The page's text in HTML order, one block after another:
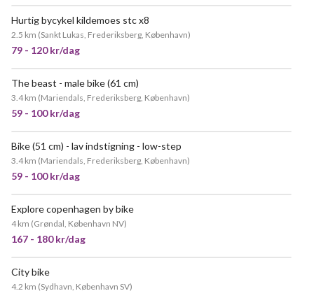
Hurtig bycykel kildemoes stc x8
2.5 km (Sankt Lukas, Frederiksberg, København)
79 - 120 kr/dag
The beast - male bike (61 cm)
3.4 km (Mariendals, Frederiksberg, København)
59 - 100 kr/dag
Bike (51 cm) - lav indstigning - low-step
3.4 km (Mariendals, Frederiksberg, København)
59 - 100 kr/dag
Explore copenhagen by bike
4 km (Grøndal, København NV)
167 - 180 kr/dag
City bike
4.2 km (Sydhavn, København SV)